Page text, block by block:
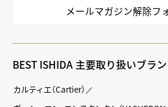
メールマガジン解除フ
BEST ISHIDA 主要取り扱いブラ
カルティエ（Cartier）